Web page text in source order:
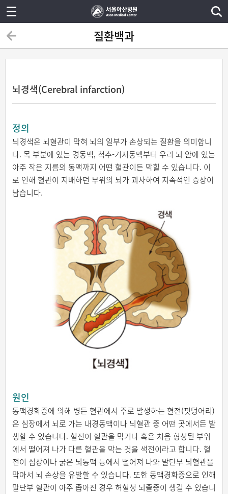
질환백과
뇌경색(Cerebral infarction)
정의
뇌경색은 뇌혈관이 막혀 뇌의 일부가 손상되는 질환을 의미합니
다. 목 부분에 있는 경동맥, 척추-기저동맥부터 우리 뇌 안에 있는
아주 작은 지름의 동맥까지 어떤 혈관이든 막힐 수 있습니다. 이
로 인해 혈관이 지배하던 부위의 뇌가 괴사하여 지속적인 증상이
남습니다.
원인
동맥경화증에 의해 병든 혈관에서 주로 발생하는 혈전(핏덩어리)
은 심장에서 뇌로 가는 내경동맥이나 뇌혈관 중 어떤 곳에서든 발
생할 수 있습니다. 혈전이 혈관을 막거나 혹은 처음 형성된 부위
에서 떨어져 나가 다른 혈관을 막는 것을 색전이라고 합니다. 혈
전이 심장이나 굵은 뇌동맥 등에서 떨어져 나와 말단부 뇌혈관을
막아서 뇌 손상을 유발할 수 있습니다. 또한 동맥경화증으로 인해
말단부 혈관이 아주 좁아진 경우 허혈성 뇌졸중이 생길 수 있습니